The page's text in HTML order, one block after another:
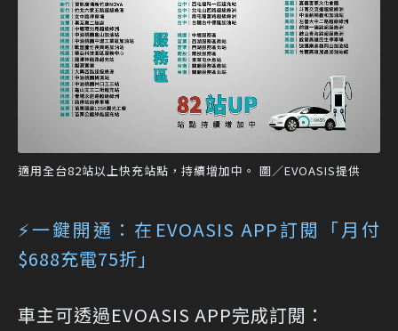
適用全台82站以上快充站點，持續增加中。 圖／EVOASIS提供
⚡一鍵開通：在EVOASIS APP訂閱「月付
$688充電75折」
車主可透過EVOASIS APP完成訂閱：